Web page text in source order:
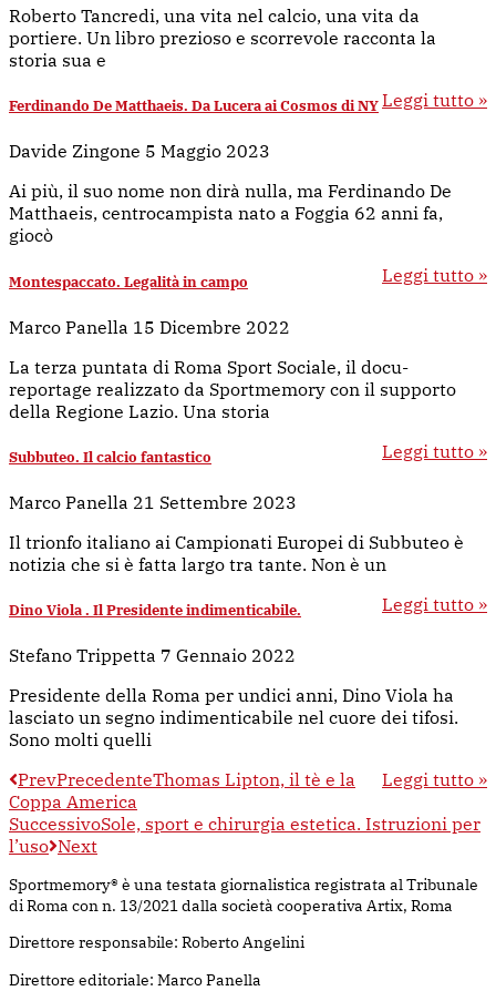
Roberto Tancredi, una vita nel calcio, una vita da
portiere. Un libro prezioso e scorrevole racconta la
storia sua e
Leggi tutto »
Ferdinando De Matthaeis. Da Lucera ai Cosmos di NY
Davide Zingone 5 Maggio 2023
Ai più, il suo nome non dirà nulla, ma Ferdinando De
Matthaeis, centrocampista nato a Foggia 62 anni fa,
giocò
Leggi tutto »
Montespaccato. Legalità in campo
Marco Panella 15 Dicembre 2022
La terza puntata di Roma Sport Sociale, il docu-
reportage realizzato da Sportmemory con il supporto
della Regione Lazio. Una storia
Leggi tutto »
Subbuteo. Il calcio fantastico
Marco Panella 21 Settembre 2023
Il trionfo italiano ai Campionati Europei di Subbuteo è
notizia che si è fatta largo tra tante. Non è un
Leggi tutto »
Dino Viola . Il Presidente indimenticabile.
Stefano Trippetta 7 Gennaio 2022
Presidente della Roma per undici anni, Dino Viola ha
lasciato un segno indimenticabile nel cuore dei tifosi.
Sono molti quelli
Leggi tutto »
PrevPrecedenteThomas Lipton, il tè e la
Coppa America
SuccessivoSole, sport e chirurgia estetica. Istruzioni per
l’uso Next
Sportmemory® è una testata giornalistica registrata al Tribunale
di Roma con n. 13/2021 dalla società cooperativa Artix, Roma
Direttore responsabile: Roberto Angelini
Direttore editoriale: Marco Panella